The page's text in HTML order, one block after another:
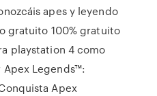
apes y leyendo
gratuito 100% gratuito
playstation 4 como
Legends™:
Apex